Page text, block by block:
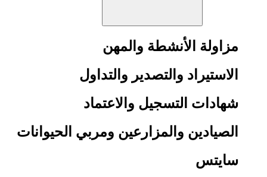
مزاولة الأنشطة والمهن
الاستيراد والتصدير والتداول
شهادات التسجيل والاعتماد
الصيادين والمزارعين ومربي الحيوانات
سايتس